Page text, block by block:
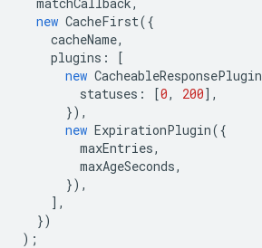
new CacheFirst({
cacheName,
plugins :
[
new CacheableResponsePlugin
statuses : [0, 200],
}),
new ExpirationPlugin({
maxEntries,
maxAgeSeconds,
}),
],
})
);